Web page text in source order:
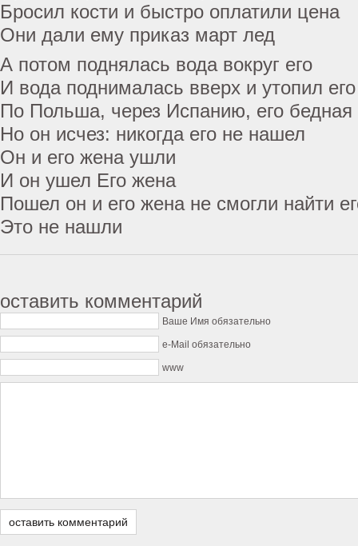
Бросил кости и быстро оплатили цена
Они дали ему приказ март лед
А потом поднялась вода вокруг его
И вода поднималась вверх и утопил его
По Польша, через Испанию, его бедная
Но он исчез: никогда его не нашел
Он и его жена ушли
И он ушел Его жена
Пошел он и его жена не смогли найти
Это не нашли
оставить комментарий
Ваше Имя обязательно
e-Mail обязательно
www